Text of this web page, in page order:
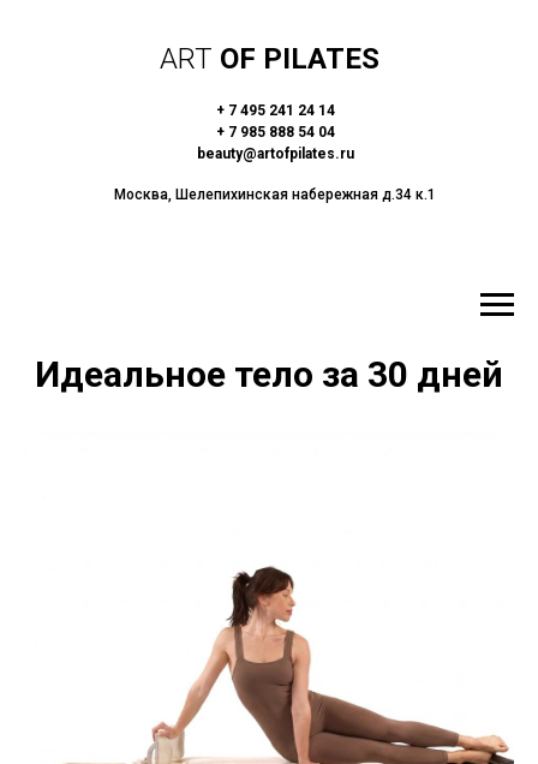
ART OF PILATES
+ 7 495 241 24 14
+ 7 985 888 54 04
beauty@artofpilates.ru
Москва, Шелепихинская набережная д.34 к.1
Идеальное тело за 30 дней